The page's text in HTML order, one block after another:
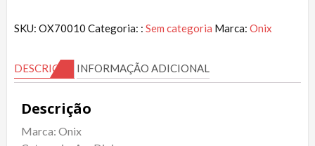
SKU: OX70010 Categoria: : Sem categoria Marca: Onix
DESCRIÇÃO INFORMAÇÃO ADICIONAL
Descrição
Marca: Onix